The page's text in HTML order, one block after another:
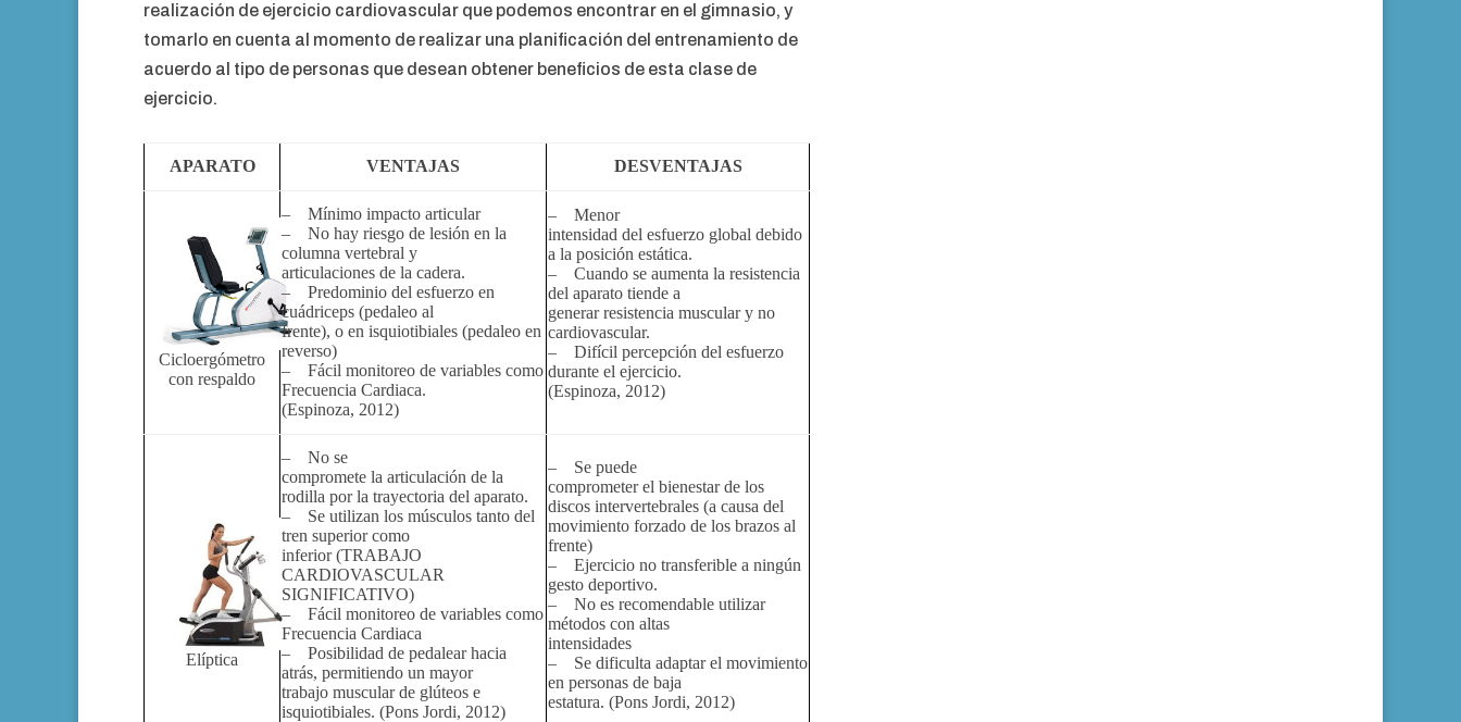
realización de ejercicio cardiovascular que podemos encontrar en el gimnasio, y
tomarlo en cuenta al momento de realizar una planificación del entrenamiento de
acuerdo al tipo de personas que desean obtener beneficios de esta clase de
ejercicio.
APARATO VENTAJAS DESVENTAJAS
Cicloergómetro
con respaldo
– Mínimo impacto articular
– No hay riesgo de lesión en la
columna vertebral y
articulaciones de la cadera.
– Predominio del esfuerzo en
cuádriceps (pedaleo al
frente), o en isquiotibiales (pedaleo en
reverso)
– Fácil monitoreo de variables como
Frecuencia Cardiaca.
(Espinoza, 2012)
– Menor
intensidad del esfuerzo global debido
a la posición estática.
– Cuando se aumenta la resistencia
del aparato tiende a
generar resistencia muscular y no
cardiovascular.
– Difícil percepción del esfuerzo
durante el ejercicio.
(Espinoza, 2012)
Elíptica
– No se
compromete la articulación de la
rodilla por la trayectoria del aparato.
– Se utilizan los músculos tanto del
tren superior como
inferior (TRABAJO
CARDIOVASCULAR
SIGNIFICATIVO)
– Fácil monitoreo de variables como
Frecuencia Cardiaca
– Posibilidad de pedalear hacia
atrás, permitiendo un mayor
trabajo muscular de glúteos e
isquiotibiales. (Pons Jordi, 2012)
– Se puede
comprometer el bienestar de los
discos intervertebrales (a causa del
movimiento forzado de los brazos al
frente)
– Ejercicio no transferible a ningún
gesto deportivo.
– No es recomendable utilizar
métodos con altas
intensidades
– Se dificulta adaptar el movimiento
en personas de baja
estatura. (Pons Jordi, 2012)